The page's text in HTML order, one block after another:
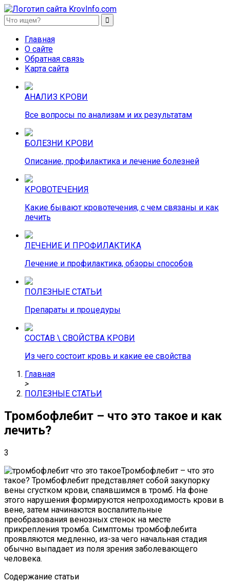
KrovInfo.com
Медицинский сайт о кровеносной системе.
Главная
О сайте
Обратная связь
Карта сайта
АНАЛИЗ КРОВИ
Все вопросы по анализам и их результатам
БОЛЕЗНИ КРОВИ
Описание, профилактика и лечение болезней
КРОВОТЕЧЕНИЯ
Какие бывают кровотечения, с чем связаны и как
лечить
ЛЕЧЕНИЕ И ПРОФИЛАКТИКА
Лечение и профилактика, обзоры способов
ПОЛЕЗНЫЕ СТАТЬИ
Препараты и процедуры
СОСТАВ \ СВОЙСТВА КРОВИ
Из чего состоит кровь и какие ее свойства
Главная
>
ПОЛЕЗНЫЕ СТАТЬИ
Тромбофлебит – что это такое и как
лечить?
3
Тромбофлебит – что это
такое? Тромбофлебит представляет собой закупорку
вены сгустком крови, спаявшимся в тромб. На фоне
этого нарушения формируются непроходимость крови в
вене, затем начинаются воспалительные
преобразования венозных стенок на месте
прикрепления тромба. Симптомы тромбофлебита
проявляются медленно, из-за чего начальная стадия
обычно выпадает из поля зрения заболевающего
человека.
Содержание статьи